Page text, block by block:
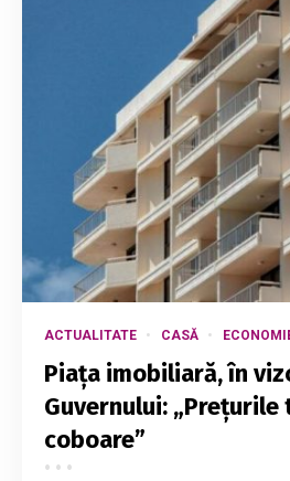
ACTUALITATE CASĂ
Piața imobiliară, în
Guvernului: „Prețurile
coboare”